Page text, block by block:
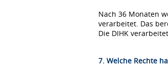
Nach 36 Monaten
verarbeitet. Das
Die DIHK
7. Welche Rechte